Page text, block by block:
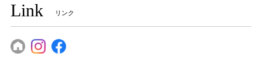
Link リンク